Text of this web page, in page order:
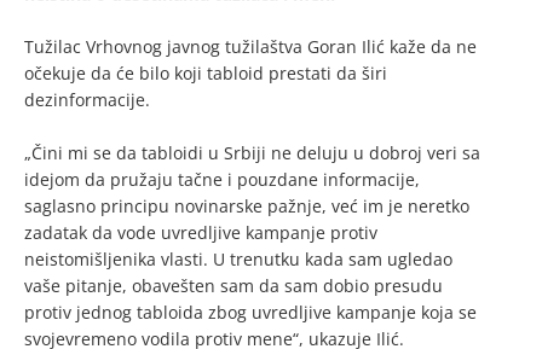
Tužilac Vrhovnog javnog tužilaštva Goran Ilić kaže da ne
očekuje da će bilo koji tabloid prestati da širi
dezinformacije.
„Čini mi se da tabloidi u Srbiji ne deluju u dobroj veri sa
idejom da pružaju tačne i pouzdane informacije,
saglasno principu novinarske pažnje, već im je neretko
zadatak da vode uvredljive kampanje protiv
neistomišljenika vlasti. U trenutku kada sam ugledao
vaše pitanje, obavešten sam da sam dobio presudu
protiv jednog tabloida zbog uvredljive kampanje koja se
svojevremeno vodila protiv mene“, ukazuje Ilić.